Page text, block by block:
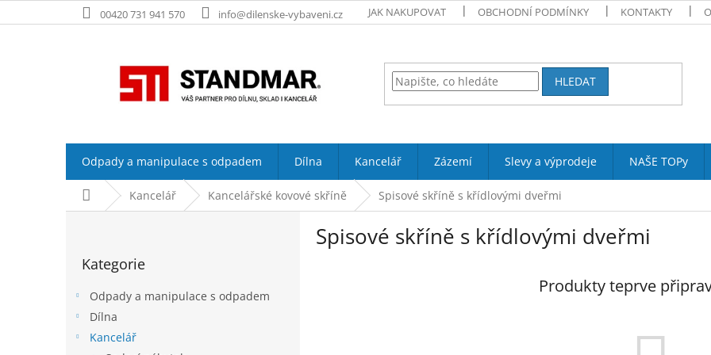
na
00420 731 941 570 info@dilenske-vybaveni.cz JAK NAKUPOVAT OBCHODNÍ PODMÍNKY KONTAKTY
HLEDAT
Odpady a manipulace s odpadem Dílna Kancelář Zázemí Slevy a výprodeje NAŠE TOPy
Domů Kancelář Kancelářské kovové skříně Spisové skříně s křídlovými dveřmi
kategorie
Kategorie
Odpady a manipulace s odpadem
Dílna
Kancelář
Spisové skříně s křídlovými dveřmi
Produkty teprve